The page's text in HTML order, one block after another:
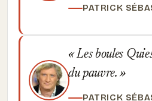
PATRICK
Les boules
du pauvre.
PATRICK